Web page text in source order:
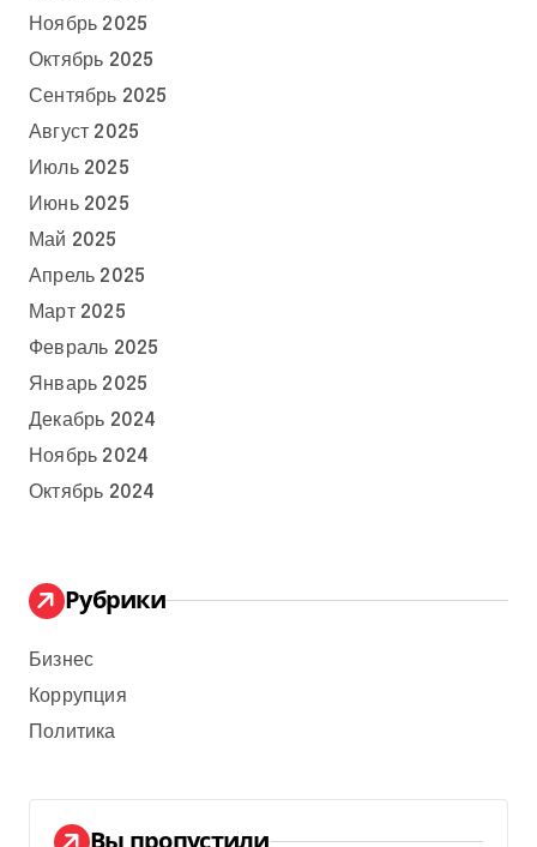
Ноябрь 2025
Октябрь 2025
Сентябрь 2025
Август 2025
Июль 2025
Июнь 2025
Май 2025
Апрель 2025
Март 2025
Февраль 2025
Январь 2025
Декабрь 2024
Ноябрь 2024
Октябрь 2024
Рубрики
Бизнес
Коррупция
Политика
Вы пропустили